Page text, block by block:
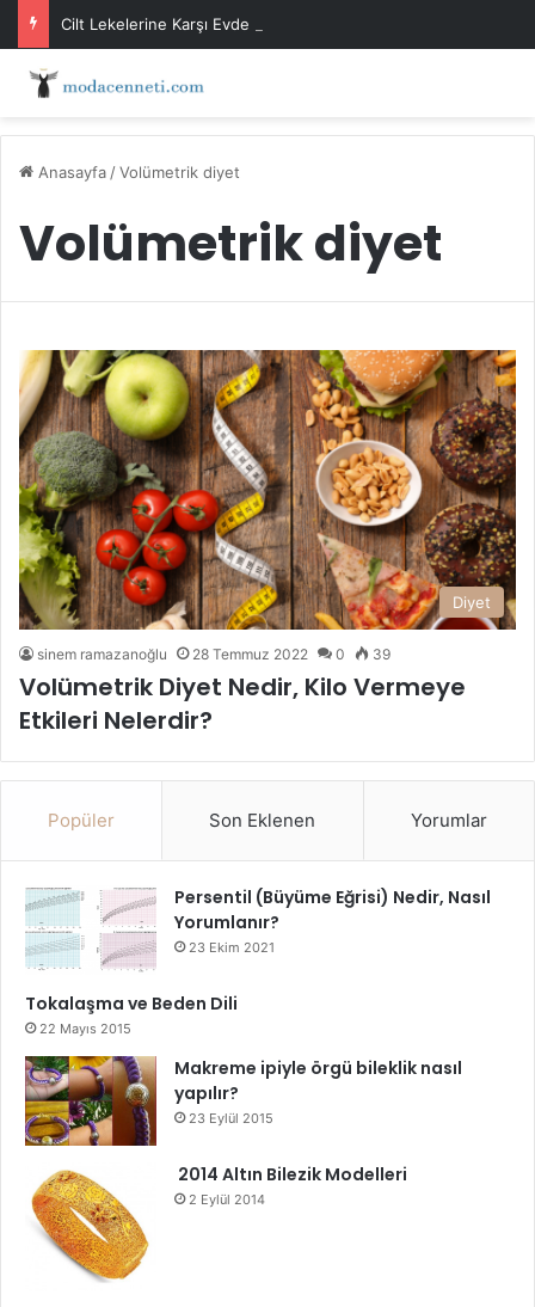
Cilt Lekelerine Karşı Evde Maske Önerileri
Anasayfa /Volümetrik diyet
Volümetrik diyet
Diyet
sinem ramazanoğlu 28 Temmuz 2022 0 39
Volümetrik Diyet Nedir, Kilo Vermeye
Etkileri Nelerdir?
Popüler Son Eklenen Yorumlar
Persentil (Büyüme Eğrisi) Nedir, Nasıl
Yorumlanır?
23 Ekim 2021
Tokalaşma ve Beden Dili
22 Mayıs 2015
Makreme ipiyle örgü bileklik nasıl
yapılır?
23 Eylül 2015
2014 Altın Bilezik Modelleri
2 Eylül 2014